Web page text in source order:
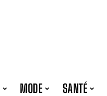
MODE SANTÉ